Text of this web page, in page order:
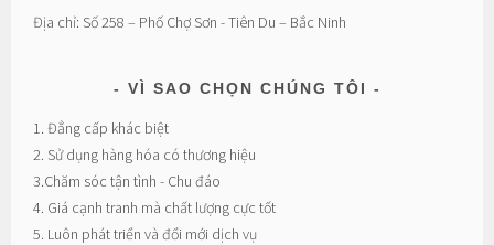
Địa chỉ: Số 258 – Phố Chợ Sơn - Tiên Du – Bắc Ninh
VÌ SAO CHỌN CHÚNG TÔI
1. Đẳng cấp khác biệt
2. Sử dụng hàng hóa có thương hiệu
3.Chăm sóc tận tình - Chu đáo
4. Giá cạnh tranh mà chất lượng cực tốt
5. Luôn phát triển và đổi mới dịch vụ